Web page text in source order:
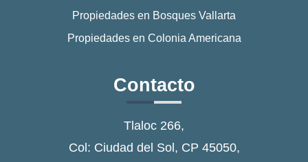
Propiedades en Bosques Vallarta
Propiedades en Colonia Americana
Contacto
Tlaloc 266,
Col: Ciudad del Sol, CP 45050,